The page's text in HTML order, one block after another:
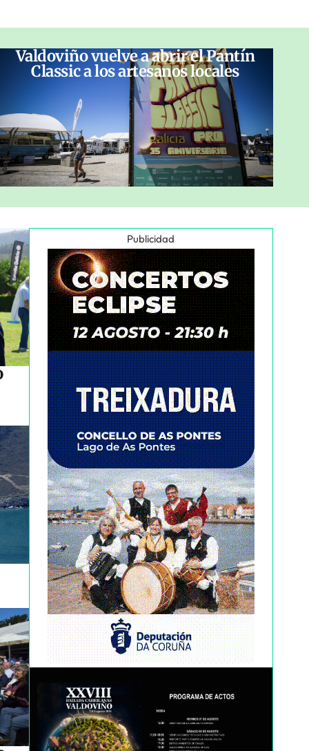
Valdoviño vuelve a abrir el Pantín
Classic a los artesanos locales
Publicidad